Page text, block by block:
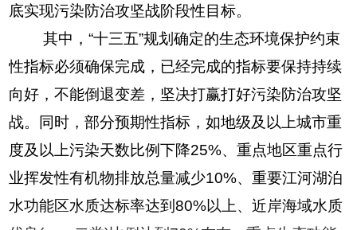
底实现污染防治攻坚战阶段性目标。
其中，“十三五”规划确定的生态环境保护约束
性指标必须确保完成，已经完成的指标要保持持续
向好，不能倒退变差，坚决打赢打好污染防治攻坚
战。同时，部分预期性指标，如地级及以上城市重
度及以上污染天数比例下降25%、重点地区重点行
业挥发性有机物排放总量减少10%、重要江河湖泊
水功能区水质达标率达到80%以上、近岸海域水质